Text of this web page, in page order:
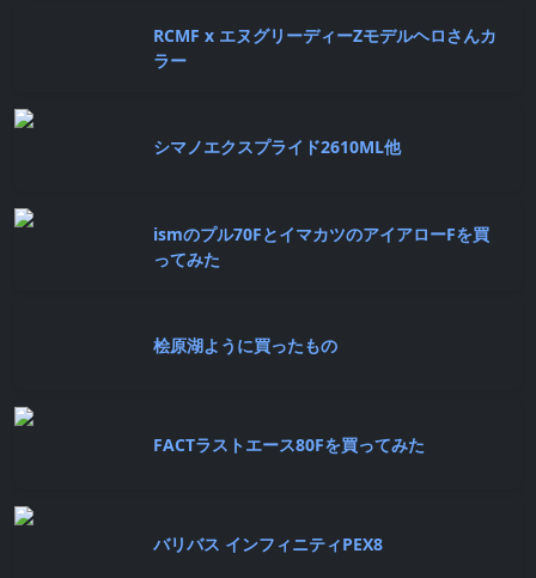
RCMF x エヌグリーディーZモデルヘロさんカ
ラー
シマノエクスプライド2610ML他
ismのプル70FとイマカツのアイアローFを買
ってみた
桧原湖ように買ったもの
FACTラストエース80Fを買ってみた
バリバス インフィニティPEX8